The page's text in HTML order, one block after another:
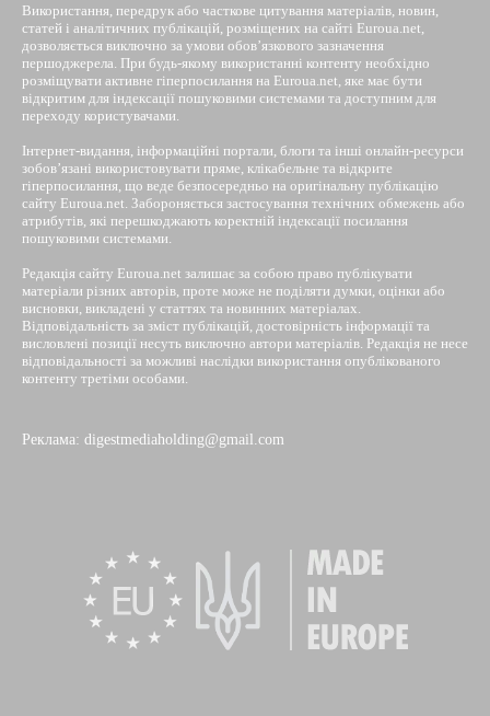
Використання, передрук або часткове цитування матеріалів, новин,
статей і аналітичних публікацій, розміщених на сайті Euroua.net,
дозволяється виключно за умови обов’язкового зазначення
першоджерела. При будь-якому використанні контенту необхідно
розміщувати активне гіперпосилання на Euroua.net, яке має бути
відкритим для індексації пошуковими системами та доступним для
переходу користувачами.
Інтернет-видання, інформаційні портали, блоги та інші онлайн-ресурси
зобов’язані використовувати пряме, клікабельне та відкрите
гіперпосилання, що веде безпосередньо на оригінальну публікацію
сайту Euroua.net. Забороняється застосування технічних обмежень або
атрибутів, які перешкоджають коректній індексації посилання
пошуковими системами.
Редакція сайту Euroua.net залишає за собою право публікувати
матеріали різних авторів, проте може не поділяти думки, оцінки або
висновки, викладені у статтях та новинних матеріалах.
Відповідальність за зміст публікацій, достовірність інформації та
висловлені позиції несуть виключно автори матеріалів. Редакція не несе
відповідальності за можливі наслідки використання опублікованого
контенту третіми особами.
Реклама: digestmediaholding@gmail.com